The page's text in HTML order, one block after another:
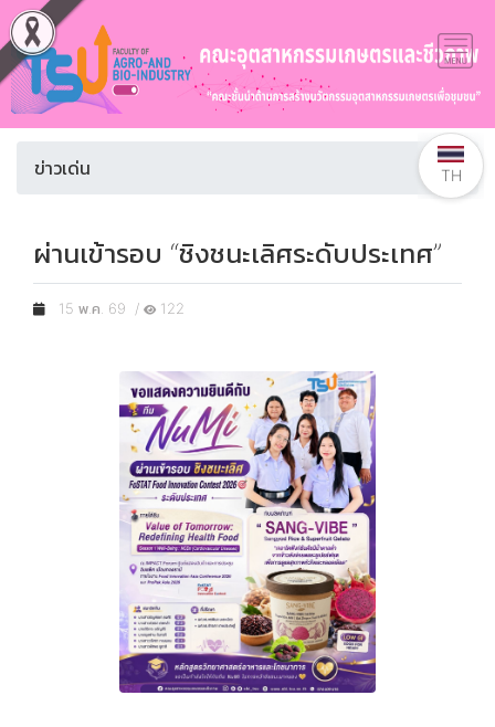
ข่าวเด่น
ผ่านเข้ารอบ “ชิงชนะเลิศระดับประเทศ”
15 พ.ค. 69 / 122
TH